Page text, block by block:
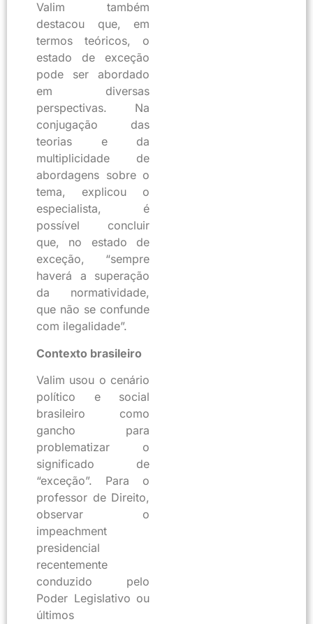
Valim também
destacou que, em
termos teóricos, o
estado de exceção
pode ser abordado
em diversas
perspectivas. Na
conjugação das
teorias e da
multiplicidade de
abordagens sobre o
tema, explicou o
especialista, é
possível concluir
que, no estado de
exceção, “sempre
haverá a superação
da normatividade,
que não se confunde
com ilegalidade”.
Contexto brasileiro
Valim usou o cenário
político e social
brasileiro como
gancho para
problematizar o
significado de
“exceção”. Para o
professor de Direito,
observar o
impeachment
presidencial
recentemente
conduzido pelo
Poder Legislativo ou
últimos